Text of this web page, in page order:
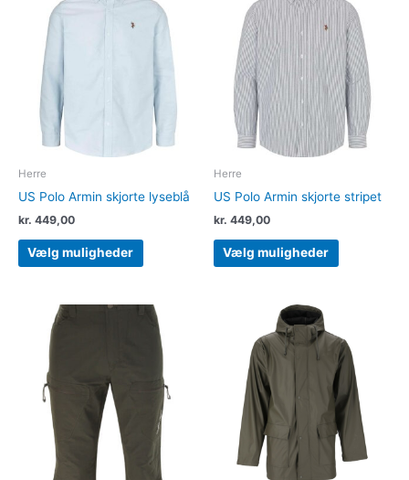
Herre
US Polo Armin skjorte lyseblå
kr. 449,00
Vælg muligheder
vare
har
varianter.
Mulighederne
kan
vælges
på
Herre
US Polo Armin skjorte stripet
kr. 449,00
Vælg muligheder
vare
har
flere
varianter.
kan
vælges
på
Dette
vare
flere
varianter.
Mulighederne
kan
på
vare
har
flere
varianter.
kan
vælges